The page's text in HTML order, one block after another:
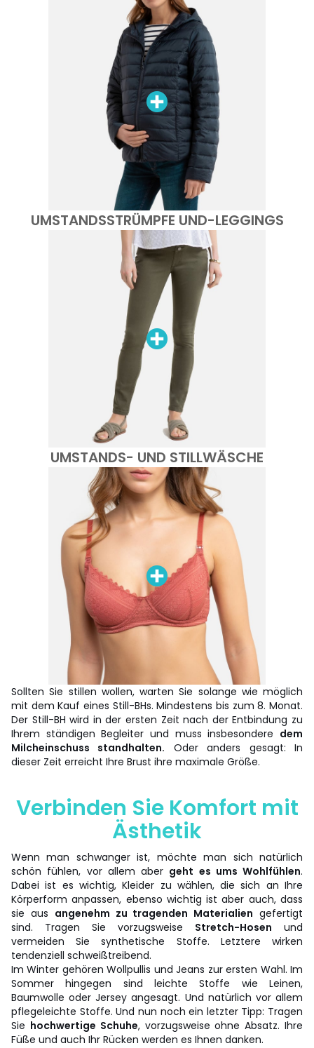
UMSTANDSSTRÜMPFE UND-LEGGINGS
UMSTANDS- UND STILLWÄSCHE
Sollten Sie stillen wollen, warten Sie solange wie möglich
mit dem Kauf eines Still-BHs. Mindestens bis zum 8. Monat.
Der Still-BH wird in der ersten Zeit nach der Entbindung zu
Ihrem ständigen Begleiter und muss insbesondere dem
Milcheinschuss standhalten. Oder anders gesagt: In
dieser Zeit erreicht Ihre Brust ihre maximale Größe.
Verbinden Sie Komfort mit
Ästhetik
Wenn man schwanger ist, möchte man sich natürlich
schön fühlen, vor allem aber geht es ums Wohlfühlen.
Dabei ist es wichtig, Kleider zu wählen, die sich an Ihre
Körperform anpassen, ebenso wichtig ist aber auch, dass
sie aus angenehm zu tragenden Materialien gefertigt
sind. Tragen Sie vorzugsweise Stretch-Hosen und
vermeiden Sie synthetische Stoffe. Letztere wirken
tendenziell schweißtreibend.
Im Winter gehören Wollpullis und Jeans zur ersten Wahl. Im
Sommer hingegen sind leichte Stoffe wie Leinen,
Baumwolle oder Jersey angesagt. Und natürlich vor allem
pflegeleichte Stoffe. Und nun noch ein letzter Tipp: Tragen
Sie hochwertige Schuhe, vorzugsweise ohne Absatz. Ihre
Füße und auch Ihr Rücken werden es Ihnen danken.